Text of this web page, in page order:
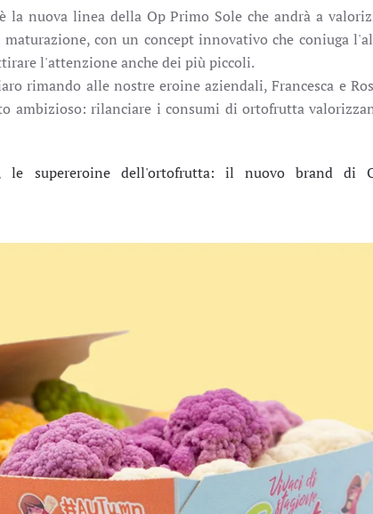
la nuova linea della Op Primo Sole che andrà a
con un concept innovativo che coniuga
l'attenzione anche dei più piccoli.
rimando alle nostre eroine aziendali, Francesca e
ambizioso: rilanciare i consumi di ortofrutta
le supereroine dell'ortofrutta: il nuovo brand di